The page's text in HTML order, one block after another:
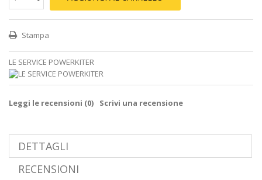
Stampa
LE SERVICE POWERKITER
Leggi le recensioni (0) Scrivi una recensione
DETTAGLI
RECENSIONI